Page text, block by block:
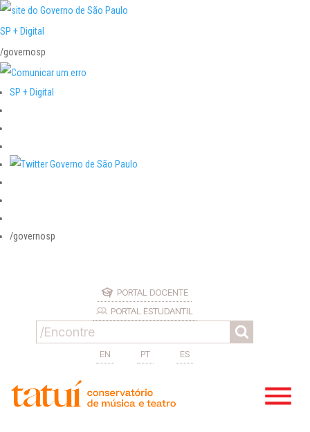
SP + Digital
/governosp
SP + Digital
/governosp
PORTAL DOCENTE
PORTAL ESTUDANTIL
EN PT ES